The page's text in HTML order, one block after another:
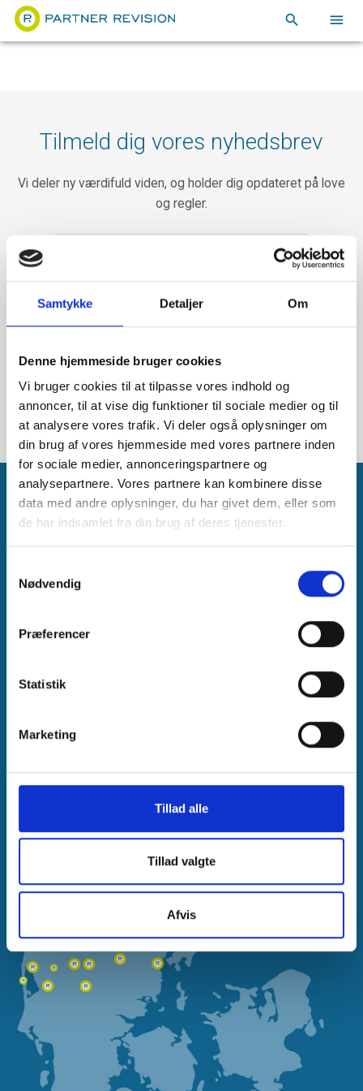
Samtykke Detaljer Om
Denne hjemmeside bruger cookies
Vi bruger cookies til at tilpasse vores indhold og
annoncer, til at vise dig funktioner til sociale medier og til
at analysere vores trafik. Vi deler også oplysninger om
din brug af vores hjemmeside med vores partnere inden
for sociale medier, annonceringspartnere og
analysepartnere. Vores partnere kan kombinere disse
data med andre oplysninger, du har givet dem, eller som
de har indsamlet fra din brug af deres tjenester.
Nødvendig
Præferencer
Statistik
Marketing
Tillad alle
Tillad valgte
Afvis
search menu
Tilmeld dig vores nyhedsbrev
Vi deler ny værdifuld viden, og holder dig opdateret på love
og regler.
Vil du prøve en
lokale kontorer er vi altid tæt på.
Book møde